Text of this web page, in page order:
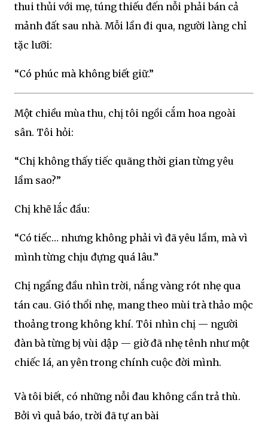
thui thủi với mẹ, túng thiếu đến nỗi phải bán cả
mảnh đất sau nhà. Mỗi lần đi qua, người làng chỉ
tặc lưỡi:
“Có phúc mà không biết giữ.”
Một chiều mùa thu, chị tôi ngồi cắm hoa ngoài
sân. Tôi hỏi:
“Chị không thấy tiếc quãng thời gian từng yêu
lầm sao?”
Chị khẽ lắc đầu:
“Có tiếc… nhưng không phải vì đã yêu lầm, mà vì
mình từng chịu đựng quá lâu.”
Chị ngẩng đầu nhìn trời, nắng vàng rót nhẹ qua
tán cau. Gió thổi nhẹ, mang theo mùi trà thảo mộc
thoảng trong không khí. Tôi nhìn chị — người
đàn bà từng bị vùi dập — giờ đã nhẹ tênh như một
chiếc lá, an yên trong chính cuộc đời mình.
Và tôi biết, có những nỗi đau không cần trả thù.
Bởi vì quả báo, trời đã tự an bài